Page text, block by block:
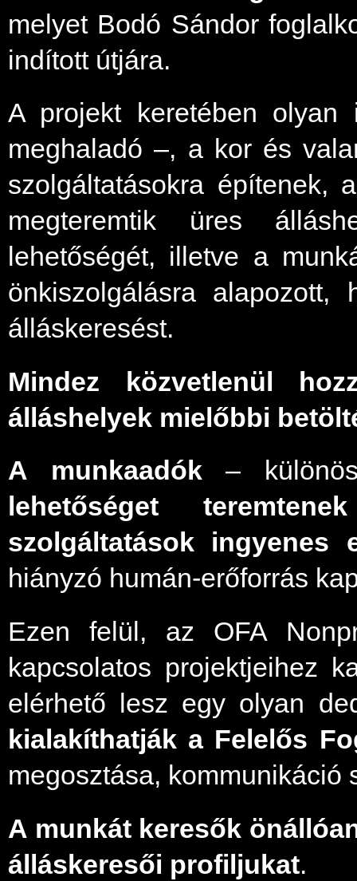
melyet Bodó Sándor
indított útjára.
A projekt keretében
meghaladó –, a kor és
szolgáltatásokra építenek,
megteremtik üres
lehetőségét, illetve a
önkiszolgálásra
álláskeresést.
Mindez közvetlenül
álláshelyek mielőbbi
A munkaadók–
lehetőséget
szolgáltatások ingyenes
hiányzó humán-erőforrás
Ezen felül, az OFA
kapcsolatos projektjeihez
elérhető lesz egy olyan
kialakíthatják a Felelős
megosztása, kommunikáció
A munkát keresők
álláskeresői profiljukat.